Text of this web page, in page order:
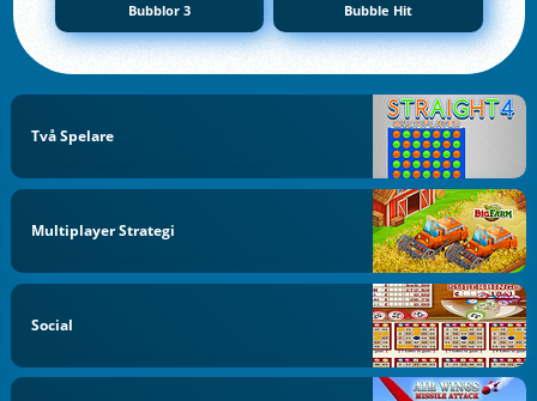
Bubblor 3 Bubble Hit
Två Spelare
Multiplayer Strategi
Social